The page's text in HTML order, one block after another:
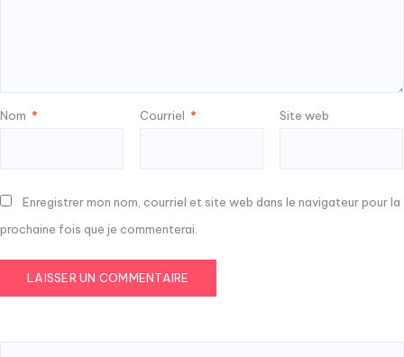
Nom * Courriel * Site web
Enregistrer mon nom, courriel et site web dans le navigateur pour la
prochaine fois que je commenterai.